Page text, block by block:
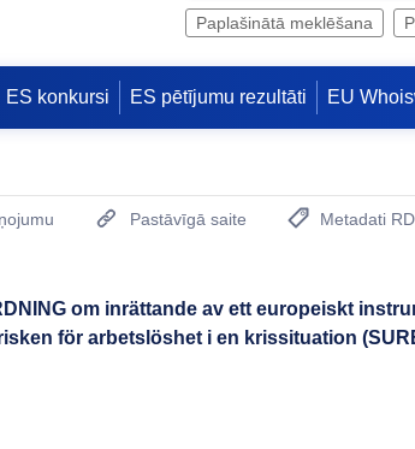
Paplašinātā meklēšana
ES konkursi ES pētījumu rezultāti EU
Pastāvīgā saite
Metadati
om inrättande av ett europeiskt
för arbetslöshet i en krissituation